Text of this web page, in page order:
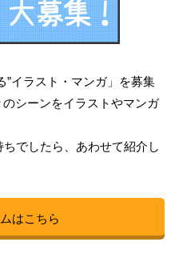
”イラスト・マンガ」を募集
シーンをイラストやマンガ
でしたら、あわせて紹介し
はこちら